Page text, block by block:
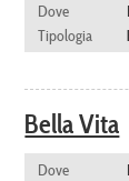
Dove
Tipologia
Bella Vita
Dove